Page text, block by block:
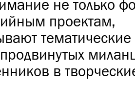
не только
проектам,
в